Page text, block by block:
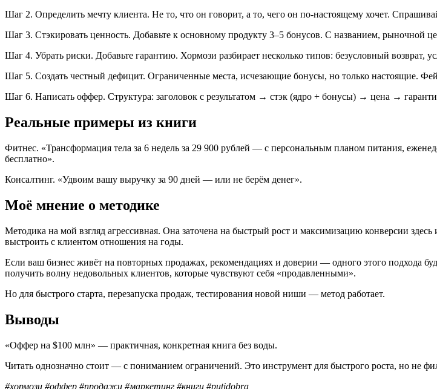
Шаг 2. Определить мечту клиента. Не то, что он говорит, а то, чего он по-настоящему хочет.
Шаг 3. Стэкировать ценность. Добавьте к основному продукту 3–5 бонусов. С названием, рыночной
Шаг 4. Убрать риски. Добавьте гарантию. Хормози разбирает несколько типов: безусловный возврат,
Шаг 5. Создать честный дефицит. Ограниченные места, исчезающие бонусы, но только настоящие.
Шаг 6. Написать оффер. Структура: заголовок с результатом → стэк (ядро + бонусы) → цена →
Реальные примеры из книги
Фитнес. «Трансформация тела за 6 недель за 29 900 рублей — с персональным планом питания,
бесплатно».
Консалтинг. «Удвоим вашу выручку за 90 дней — или не берём денег».
Моё мнение о методике
Методика на мой взгляд агрессивная. Она заточена на быстрый рост и максимизацию конверсии
выстроить с клиентом отношения на годы.
Если ваш бизнес живёт на повторных продажах, рекомендациях и доверии — одного этого подхода
получить волну недовольных клиентов, которые чувствуют себя «продавленными».
Но для быстрого старта, перезапуска продаж, тестирования новой ниши — метод работает.
Выводы
«Оффер на $100 млн» — практичная, конкретная книга без воды.
Читать однозначно стоит — с пониманием ограничений. Это инструмент для быстрого роста, но не
#хормози #оффер #продажи #маркетинг #книги #putidobra